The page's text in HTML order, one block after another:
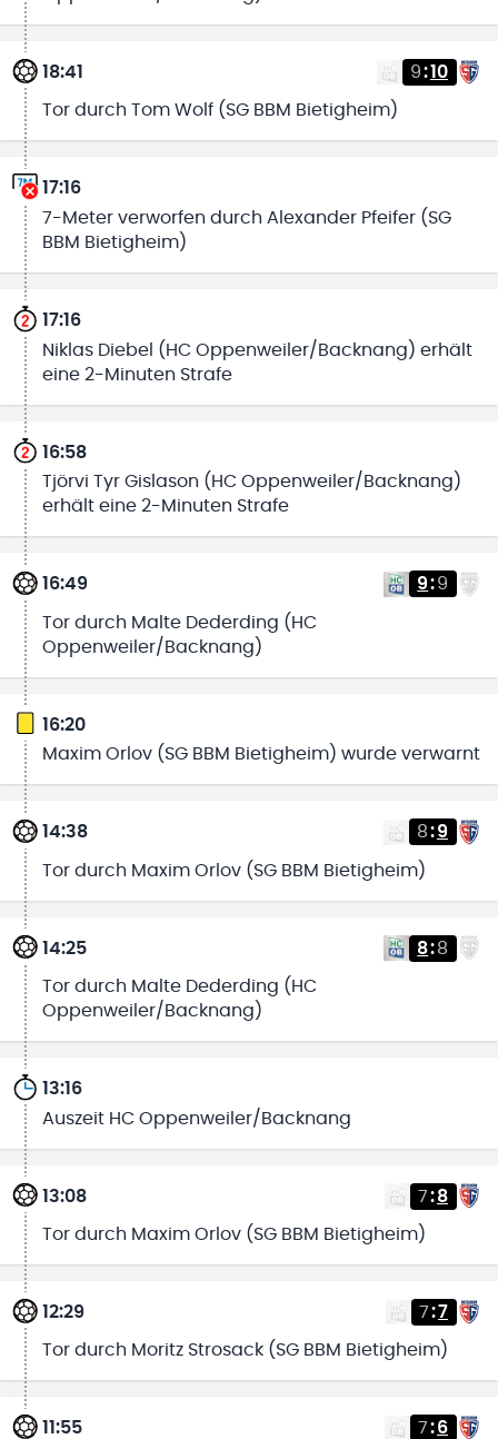
18:41 9:10
Tor durch Tom Wolf (SG BBM Bietigheim)
17:16
7-Meter verworfen durch Alexander Pfeifer (SG
BBM Bietigheim)
17:16
Niklas Diebel (HC Oppenweiler/Backnang) erhält
eine 2-Minuten Strafe
16:58
Tjörvi Tyr Gislason (HC Oppenweiler/Backnang)
erhält eine 2-Minuten Strafe
16:49 9:9
Tor durch Malte Dederding (HC
Oppenweiler/Backnang)
16:20
Maxim Orlov (SG BBM Bietigheim) wurde verwarnt
14:38 8:9
Tor durch Maxim Orlov (SG BBM Bietigheim)
14:25 8:8
Tor durch Malte Dederding (HC
Oppenweiler/Backnang)
13:16
Auszeit HC Oppenweiler/Backnang
13:08 7:8
Tor durch Maxim Orlov (SG BBM Bietigheim)
12:29 7:7
Tor durch Moritz Strosack (SG BBM Bietigheim)
11:55 7:6